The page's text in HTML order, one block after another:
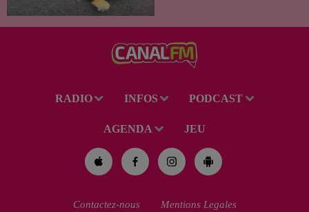
RADIO INFOS PODCAST
AGENDA JEU
Contactez-nous Mentions Legales